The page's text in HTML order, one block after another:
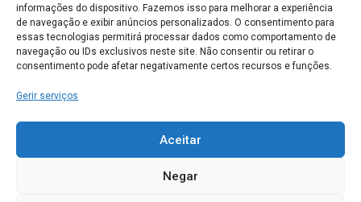
informações do dispositivo. Fazemos isso para melhorar a experiência
de navegação e exibir anúncios personalizados. O consentimento para
essas tecnologias permitirá processar dados como comportamento de
navegação ou IDs exclusivos neste site. Não consentir ou retirar o
consentimento pode afetar negativamente certos recursos e funções.
Gerir serviços
Aceitar
Negar
ERPI Horizonte Ternura
0
Casa de Repouso Chalet
Rosmaninho